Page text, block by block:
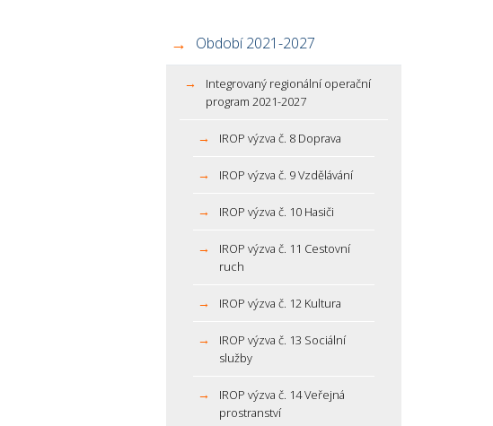
Období 2021-2027
Integrovaný regionální operační
program 2021-2027
IROP výzva č. 8 Doprava
IROP výzva č. 9 Vzdělávání
IROP výzva č. 10 Hasiči
IROP výzva č. 11 Cestovní
ruch
IROP výzva č. 12 Kultura
IROP výzva č. 13 Sociální
služby
IROP výzva č. 14 Veřejná
prostranství